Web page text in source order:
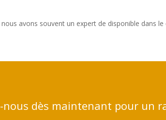
avons souvent un expert de disponible dans
nous dès maintenant pour un